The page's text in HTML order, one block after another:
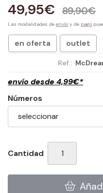
49,95€ 89,90€
Las modalidades de envío y de pago
en oferta outlet
Ref.:
envío desde 4,99€*
Números
Cantidad